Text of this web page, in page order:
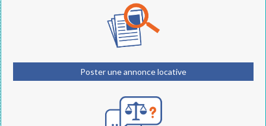
Abonnement aux revues
Poster une annonce locative